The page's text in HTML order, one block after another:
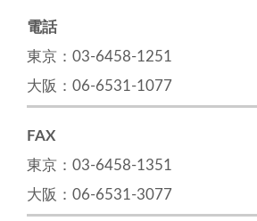
電話
東京：03-6458-1251
大阪：06-6531-1077
FAX
東京：03-6458-1351
大阪：06-6531-3077